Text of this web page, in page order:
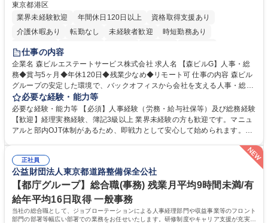
東京都港区
業界未経験歓迎
年間休日120日以上
資格取得支援あり
介護休暇あり
転勤なし 未経験者歓迎
時短勤務あり
経験者歓迎
完全週休2日制
交通費支給 長期歓迎 駅近5分以内 土日祝休み
仕事の内容
企業名 森ビルエステートサービス株式会社 求人名 【森ビルG】人事・総
務◆賞与5ヶ月◆年休120日◆残業少なめ◆リモート可 仕事の内容 森ビル
グループの安定した環境で、バックオフィスから会社を支える人事・総務
をお任せします。 労務と総務の業務をバランスよく担当し、ゆくゆくは制
度改定などのコア業務にも挑戦できる、やりがいある環境です。 ■勤怠管
理、給与計算、社会保険手続き、年末調整等の労務管理全般 ■入退社手続
き、社内規定の改定や人事制度改定などのコア業務 ■社内イベントの企画
は部内のOJTを中心に、あなたの経験に合わせて不足している部分はいつ
でも質問・相談できる環境が整っているため、安心して成長できます。 募
集職種 【森ビルG】人事・総務◆賞与5ヶ月◆年休120日◆残業少なめ◆
リモート可
必要な経験・能力等
必要な経験・能力等 【必須】人事経験（労務・給与社保等）及び総務経験
【歓迎】経理実務経験、簿記3級以上 業界未経験の方も歓迎です。マニュ
アルと部内OJT体制があるため、即戦力として安心して始められます。
ます。定型業務に留まらず、社内規定や人事制度の改定など会社のコア業
務に挑戦できるため、自身の成長と組織への貢献度をダイレクトに実感で
きます。 残業少なめ、週1日リモート可など、ワークライフバランスを保
ち長期活躍できる環境です。 「これまでの幅広い経験を活かし、長期的な
キャリアを築きたい」という前向きな意欲と挑戦を全力で応援します。 学
歴・資格 学歴：大学院 大学 高専 短大 専修学校 高校 語学力： 資格：日商
簿記検定1級 日商簿記検定2級 日商簿記検定3級
正社員
公益財団法人東京都道路整備保全公社
【都庁グループ】総合職(事務) 残業月平均9時間未満/有
給年平均16日取得 一般事務
当社の総合職として、ジョブローテーションによる人事経理部門や収益事業等のフロント
部門の部署等幅広い部署での業務をお任せいたします。研修制度やキャリア支援が充実し